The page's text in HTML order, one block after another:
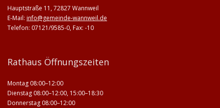
Hauptstraße 11, 72827 Wannweil
E-Mail: info@gemeinde-wannweil.de
Telefon: 07121/9585-0, Fax: -10
Rathaus Öffnungszeiten
Montag 08:00–12:00
Dienstag 08:00–12:00, 15:00–18:30
Donnerstag 08:00–12:00